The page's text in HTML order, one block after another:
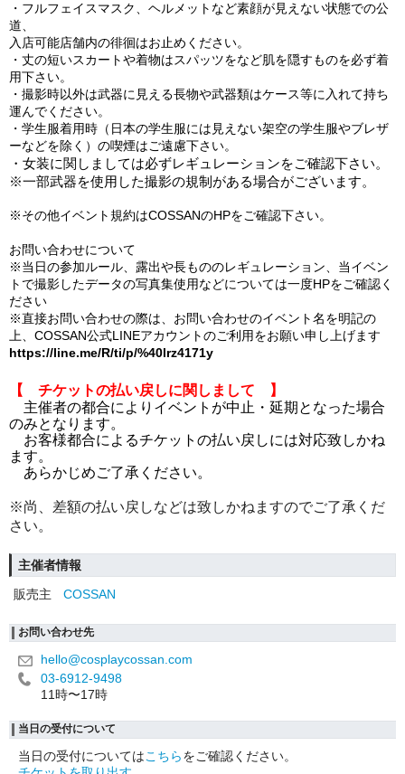
・フルフェイスマスク、ヘルメットなど素顔が見えない状態での公
道、
入店可能店舗内の徘徊はお止めください。
・丈の短いスカートや着物はスパッツをなど肌を隠すものを必ず着
用下さい。
・撮影時以外は武器に見える長物や武器類はケース等に入れて持ち
運んでください。
・学生服着用時 （日本の学生服には見えない架空の学生服やブレザ
ーなどを除く）の喫煙はご遠慮下さい。
・女装に関しましては必ずレギュレーションをご確認下さい。
※一部武器を使用した撮影の規制がある場合がございます。
※その他イベント規約はCOSSANのHPをご確認下さい。
お問い合わせについて
※当日の参加ルール、露出や長もののレギュレーション、当イベン
トで撮影したデータの写真集使用などについては一度HPをご確認く
ださい
※直接お問い合わせの際は、お問い合わせのイベント名を明記の
上、COSSAN公式LINEアカウントのご利用をお願い申し上げます
https://line.me/R/ti/p/%40lrz4171y
【 チケットの払い戻しに関しまして 】
主催者の都合によりイベントが中止・延期となった場合
のみとなります。
お客様都合によるチケットの払い戻しには対応致しかね
ます。
あらかじめご了承ください。
※尚、差額の払い戻しなどは致しかねますのでご了承くだ
さい。
主催者情報
販売主
COSSAN
お問い合わせ先
hello@cosplaycossan.com
03-6912-9498
11時〜17時
当日の受付について
当日の受付についてはこちらをご確認ください。